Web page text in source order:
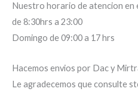
Nuestro horario de atencion en
de 8:30hrs a 23:00
Domingo de 09:00 a 17 hrs
Hacemos envios por Dac y
Le agradecemos que consulte